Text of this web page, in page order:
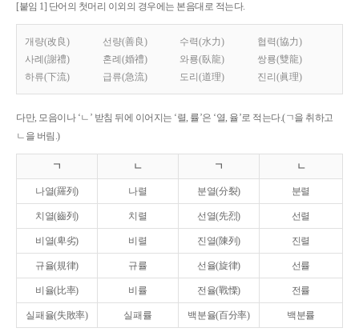
[붙임 1] 단어의 첫머리 이외의 경우에는 본음대로 적는다.
개량(改良) 선량(善良) 수력(水力)
협력(協力)
사례(謝禮)
혼례(婚禮) 와룡(臥龍)
쌍룡(雙龍)
하류(下流)
급류(急流) 도리(道理) 진리(眞理)
다만, 모음이나 ‘ㄴ’ 받침 뒤에 이어지는 ‘렬, 률’은 ‘열, 율’로 적는다.(ㄱ을 취하고
ㄴ을 버림.)
ㄱ ㄴ ㄱ ㄴ
나열(羅列) 나렬 분열(分裂) 분렬
치열(齒列) 치렬 선열(先烈) 선렬
비열(卑劣) 비렬 진열(陳列) 진렬
규율(規律) 규률 선율(旋律) 선률
비율(比率) 비률 전율(戰慄) 전률
실패율(失敗率) 실패률 백분율(百分率) 백분률